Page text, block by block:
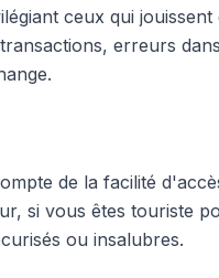
ceux qui
erreurs
de la facilité
si vous êtes touriste
ou insalubres.